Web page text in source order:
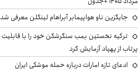
جایگزین ناو هواپیمابر آبراهام لینکلن معرفی شد
ترکیه نخستین بمب سنگرشکن خود را با قابلیت
پرتاب از پهپاد آزمایش کرد
ادعای تازه امارات درباره حمله موشکی ایران